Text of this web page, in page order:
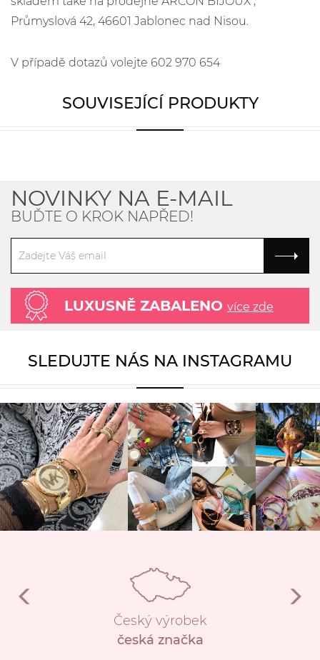
Průmyslová 42, 46601 Jablonec nad Nisou.
V případě dotazů volejte 602 970 654
SOUVISEJÍCÍ PRODUKTY
NOVINKY NA E-MAIL
BUĎTE O KROK NAPŘED!
LUXUSNĚ ZABALENO více zde
SLEDUJTE NÁS NA INSTAGRAMU
Český výrobek
česká značka